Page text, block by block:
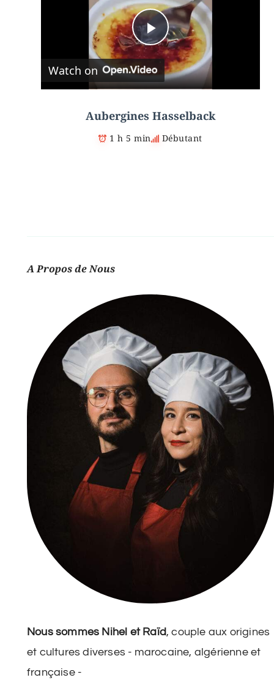
P
l
a
e
o
Watch on
Aubergines Hasselback
1 h 5 min Débutant
A Propos de Nous
Nous sommes Nihel et Raïd, couple aux origines
et cultures diverses - marocaine, algérienne et
française -